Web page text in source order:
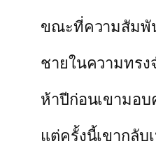
ขณะที่ความสัมพั
ชายในความทร
ห้าปีก่อนเขามอ
แต่ครั้งนี้เขากลับ